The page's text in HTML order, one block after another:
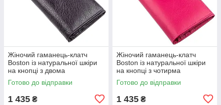
Жіночий гаманець-клатч
Boston із натуральної шкіри
на кнопці з двома
відділеннями на блискавці,
фіолетово-сірий VL18846
Готово до відправки
1 435 ₴
Жіночий гаманець-клатч
Boston із натуральної шкіри
на кнопці з чотирма
відділеннями для купюр,
рожевий VL18847
Готово до відправки
1 435 ₴